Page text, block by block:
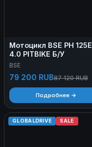
Мотоцикл BSE PH 125E
4.0 PITBIKE Б/У
BSE
79 200 RUB87 120 RUB
Подробнее →
GLOBALDRIVE SALE